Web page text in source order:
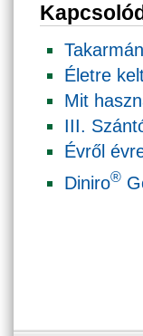
Életre
Mit
III.
Évről
Diniro®